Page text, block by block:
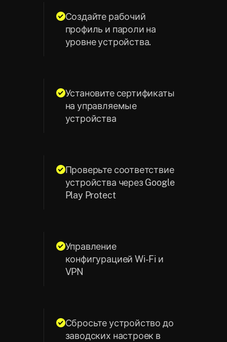
Создайте рабочий
профиль и пароли на
уровне устройства.
Установите сертификаты
на управляемые
устройства
Проверьте соответствие
устройства через Google
Play Protect
Управление
конфигурацией Wi-Fi и
VPN
Сбросьте устройство до
заводских настроек в